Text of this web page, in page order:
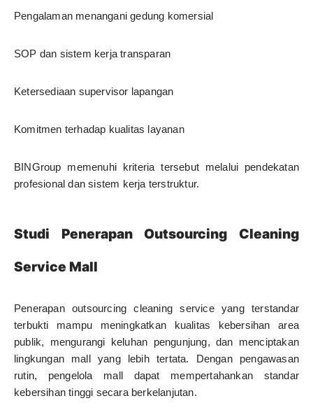
Pengalaman menangani gedung komersial
SOP dan sistem kerja transparan
Ketersediaan supervisor lapangan
Komitmen terhadap kualitas layanan
BINGroup memenuhi kriteria tersebut melalui pendekatan
profesional dan sistem kerja terstruktur.
Studi Penerapan Outsourcing Cleaning
Service Mall
Penerapan outsourcing cleaning service yang terstandar
terbukti mampu meningkatkan kualitas kebersihan area
publik, mengurangi keluhan pengunjung, dan menciptakan
lingkungan mall yang lebih tertata. Dengan pengawasan
rutin, pengelola mall dapat mempertahankan standar
kebersihan tinggi secara berkelanjutan.